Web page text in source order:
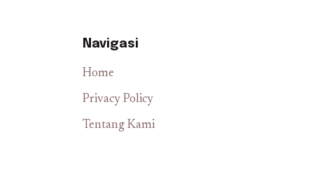
Navigasi
Home
Privacy Policy
Tentang Kami